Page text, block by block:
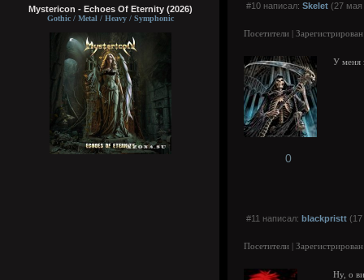
Mystericon - Echoes Of Eternity (2026)
Gothic / Metal / Heavy / Symphonic
#10 написал: Skelet (27 мая
Посетители |
У меня
0
#11 написал: blackpristt
Посетители |
Ну, о